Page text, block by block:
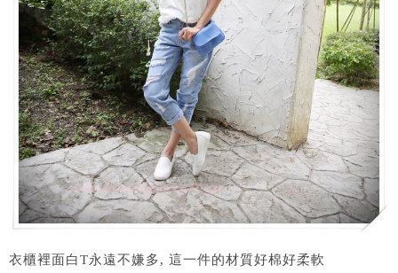
衣櫃裡面白T永遠不嫌多, 這一件的材質好棉好柔軟